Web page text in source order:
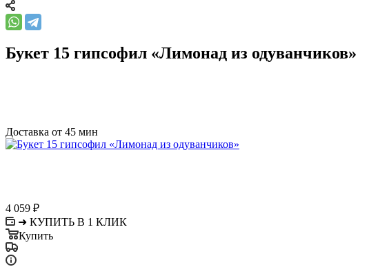
Букет 15 гипсофил «Лимонад из одуванчиков»
Доставка от 45 мин
4 059 ₽
➜ КУПИТЬ В 1 КЛИК
Купить